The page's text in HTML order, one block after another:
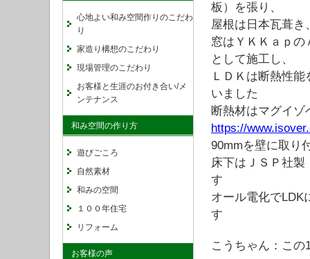
板）を張り、
屋根は日本瓦葺き
窓はＹＫＫａｐの
として施工し、
ＬＤＫは断熱性
いました
断熱材はマグイ
https://
90mmを壁に取り
床下はＪＳＰ社
す
オール電化でLDK
す
こうちゃん：こ
心地よい和み空間作りのこだわ
り
家造り構想のこだわり
現場管理のこだわり
お客様と生涯のお付き合い/メ
ンテナンス
和み空間の作り方
遊びごころ
自然素材
和みの空間
１００年住宅
リフォーム
お客様の声